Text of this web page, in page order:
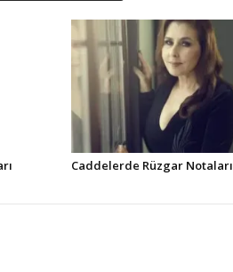
Caddelerde Rüzgar Notaları